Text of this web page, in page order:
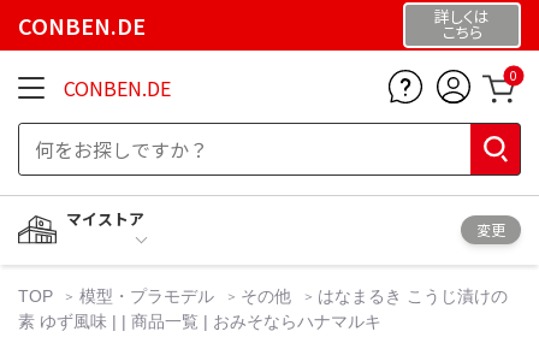
CONBEN.DE 詳しくは
こちら
CONBEN.DE 0
マイストア
変更
TOP 模型・プラモデル その他
はなまるき こうじ漬けの
素 ゆず風味 | | 商品一覧 | おみそならハナマルキ